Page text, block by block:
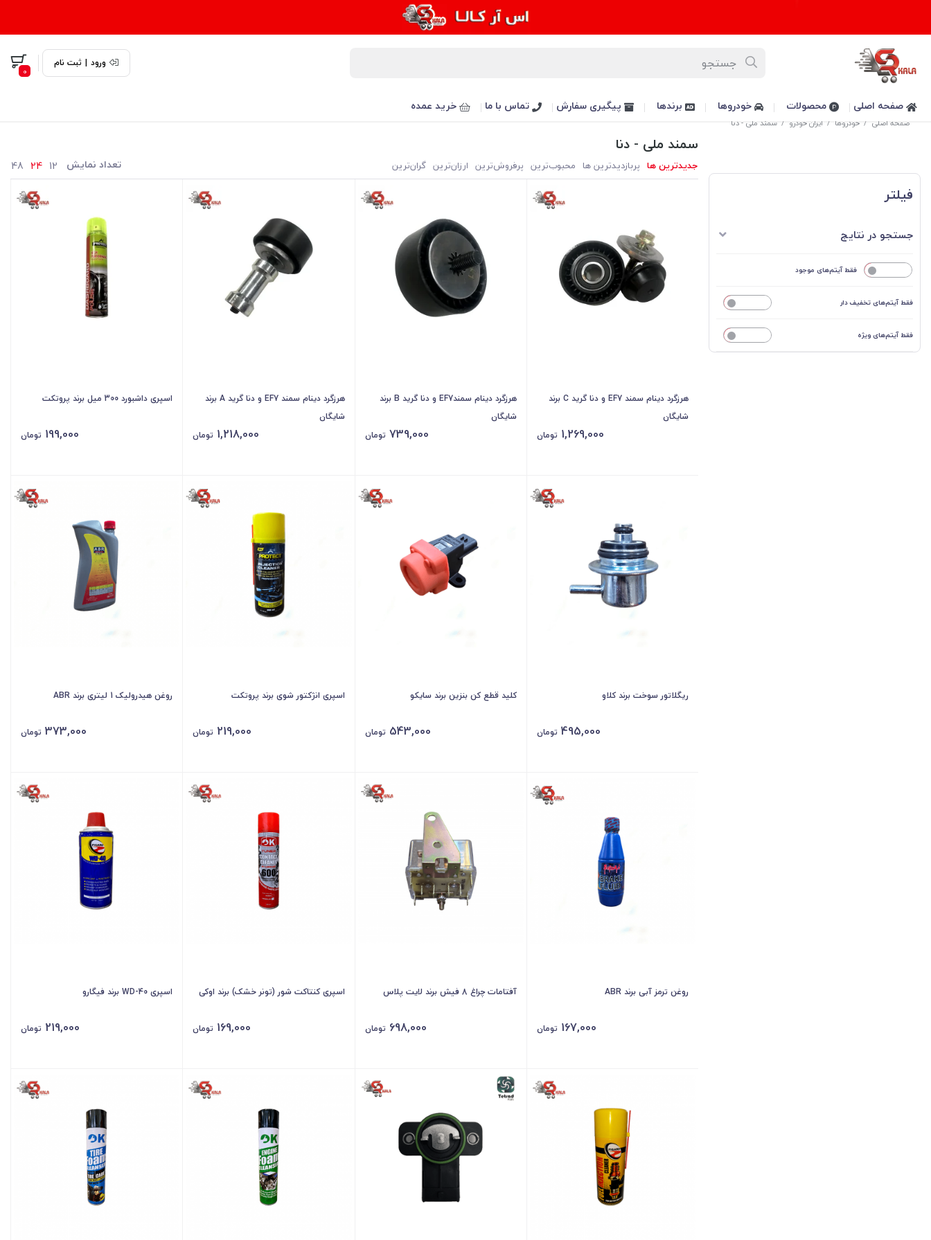
ورود | ثبت نام
0
صفحه اصلی محصولات خودروها برندها پیگیری سفارش تماس با ما خرید عمده
صفحه اصلی / خودروها / ایران خودرو / سمند ملی - دنا
فیلتر
جستجو در نتایج
فقط آیتم‌های موجود
فقط آیتم‌های تخفیف دار
فقط آیتم‌های ویژه
سمند ملی - دنا
جدیدترین ها پربازدیدترین ها محبوب‌‌ترین پرفروش‌ترین ارزان‌ترین گران‌ترین تعداد نمایش 12
24
48
هرزگرد دینام سمند EF7 و دنا گرید C برند
شایگان
1,269,000 تومان
هرزگرد دینام سمندEF7 و دنا گرید B برند
شایگان
739,000 تومان
هرزگرد دینام سمند EF7 و دنا گرید A برند
شایگان
1,218,000 تومان
اسپری داشبورد 300 میل برند پروتکت
199,000 تومان
ریگلاتور سوخت برند کلاو
495,000 تومان
کلید قطع کن بنزین برند سایکو
543,000 تومان
اسپری انژکتور شوی برند پروتکت
219,000 تومان
روغن هیدرولیک 1 لیتری برند ABR
373,000 تومان
روغن ترمز آبی برند ABR
167,000 تومان
آفتامات چراغ 8 فیش برند لایت پلاس
698,000 تومان
اسپری کنتاکت شور (تونر خشک) برند اوکی
169,000 تومان
اسپری WD-40 برند فیگارو
219,000 تومان